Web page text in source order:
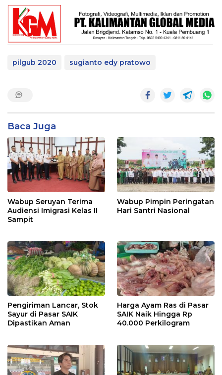
pilgub 2020 sugianto edy pratowo
Baca Juga
Wabup Seruyan Terima
Audiensi Imigrasi Kelas II
Sampit
Wabup Pimpin Peringatan
Hari Santri Nasional
Pengiriman Lancar, Stok
Sayur di Pasar SAIK
Dipastikan Aman
Harga Ayam Ras di Pasar
SAIK Naik Hingga Rp
40.000 Perkilogram